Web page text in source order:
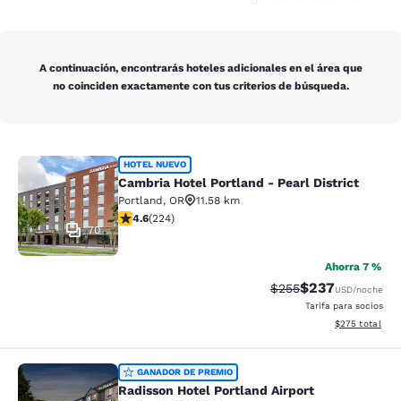
A continuación, encontrarás hoteles adicionales en el área que
no coinciden exactamente con tus criterios de búsqueda.
Cambria Hotel Portland - Pearl
70
HOTEL NUEVO
Cambria Hotel Portland - Pearl District
Portland, OR
11.58 km
calificación de 4.62 estrellas. Excepcional. 224
4.6(224)
Ahorra 7 %
Precio tachado:
$255Precio con
$237USD/noche
Tarifa para socios
Ver detalles
$275 total
Radisson Hotel Portland Airport
GANADOR DE PREMIO
Radisson Hotel Portland Airport